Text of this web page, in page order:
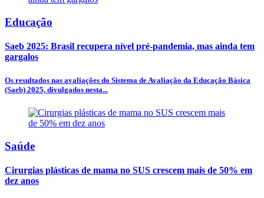
Educação
Saeb 2025: Brasil recupera nível pré-pandemia, mas ainda tem
gargalos
Os resultados nas avaliações do Sistema de Avaliação da Educação Básica
(Saeb) 2025, divulgados nesta...
Saúde
Cirurgias plásticas de mama no SUS crescem mais de 50% em
dez anos